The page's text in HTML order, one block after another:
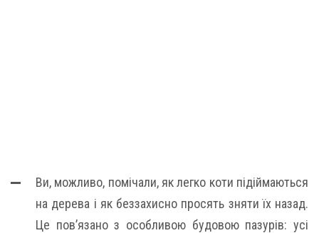
Ви, можливо, помічали, як легко коти підіймаються
на дерева і як беззахисно просять зняти їх назад.
Це пов’язано з особливою будовою пазурів: усі